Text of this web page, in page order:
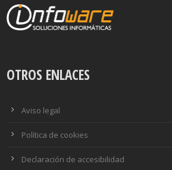
OTROS ENLACES
Aviso legal
Política de cookies
Declaración de accesibilidad